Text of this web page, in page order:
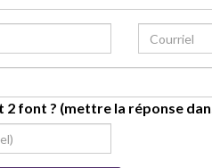
2 font ? (mettre la réponse